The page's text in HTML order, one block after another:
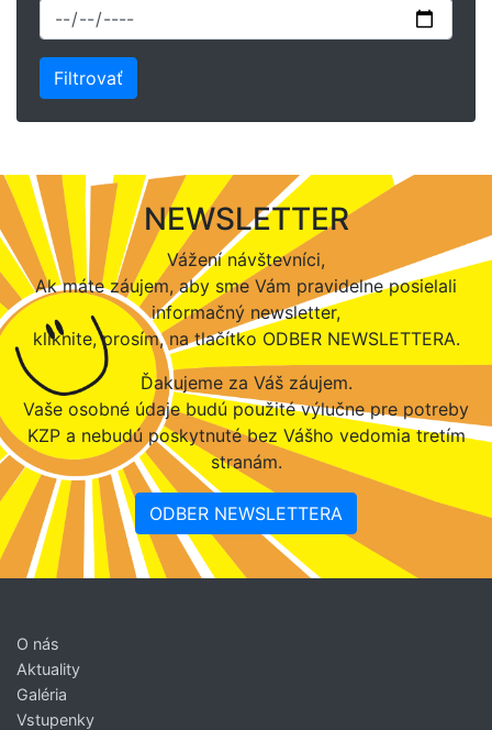
NEWSLETTER
Vážení návštevníci,
Ak máte záujem, aby sme Vám pravidelne posielali
informačný newsletter,
kliknite, prosím, na tlačítko ODBER NEWSLETTERA.
Ďakujeme za Váš záujem.
Vaše osobné údaje budú použité výlučne pre potreby
KZP a nebudú poskytnuté bez Vášho vedomia tretím
stranám.
ODBER NEWSLETTERA
O nás
Aktuality
Galéria
Vstupenky